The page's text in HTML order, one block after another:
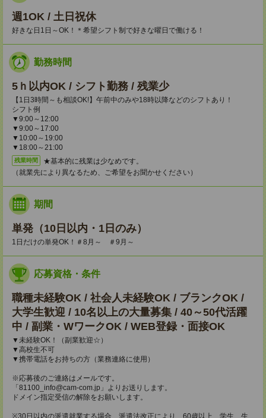
週1OK / 土日祝休
好きな日1日～OK！＊希望シフト制で好きな曜日で働ける！
勤務時間
5ｈ以内OK / シフト勤務 / 残業少
【1日3時間～も相談OK!】午前中のみや18時以降などのシフトあり！
シフト例
▼9:00～12:00
▼9:00～17:00
▼10:00～19:00
▼18:00～21:00
残業時間
★基本的に残業は少なめです。
（就業先により異なるため、ご希望をお聞かせください）
期間
単発（10日以内・1日のみ）
1日だけの単発OK！＃8月～ ＃9月～
応募資格・条件
職種未経験OK / 社会人未経験OK / ブランクOK /
大学生歓迎 / 10名以上の大量募集 / 40～50代活躍
中 / 副業・WワークOK / WEB登録・面接OK
▼未経験OK！（副業歓迎☆）
▼高校生不可
▼携帯電話をお持ちの方（業務連絡に使用）
※応募後のご連絡はメールです。
「81100_info@cam-com.jp」よりお送りします。
ドメイン指定受信の解除をお願いします。
※30日以内の派遣就業する場合、派遣法改正により、60歳以上、学生、生